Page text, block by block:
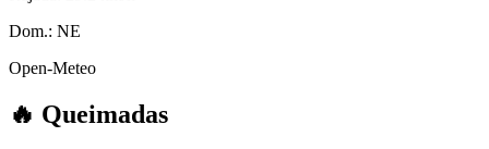
Dom.: NE
Open-Meteo
🔥 Queimadas